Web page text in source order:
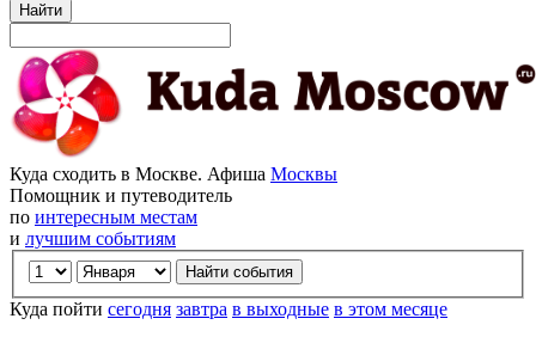
Найти
Куда сходить в Москве. Афиша Москвы
Помощник и путеводитель
по интересным местам
и лучшим событиям
Куда пойти сегодня завтра в выходные в этом месяце